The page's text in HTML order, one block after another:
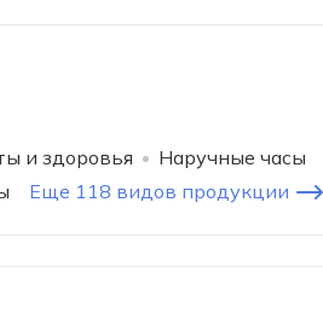
и здоровья
Наручные часы
Еще 118 видов продукции